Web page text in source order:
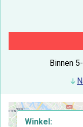
Binnen
Winkel: